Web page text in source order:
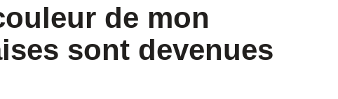
de mon
sont devenues